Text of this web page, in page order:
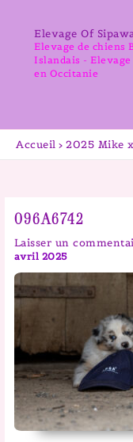
contenuElevage Of
Elevage de chiens
Islandais -
en Occitanie
Accueil 2025 Mike
096A6742
Laisser un
avril 2025